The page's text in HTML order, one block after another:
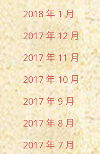
2018 年 1 月
2017 年 12 月
2017 年 11 月
2017 年 10 月
2017 年 9 月
2017 年 8 月
2017 年 7 月